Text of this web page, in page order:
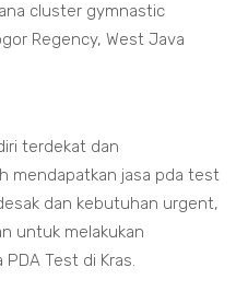
cluster gymnastic
Regency, West Java
terdekat dan
mendapatkan jasa pda test
dan kebutuhan urgent,
untuk melakukan
Test di Kras.